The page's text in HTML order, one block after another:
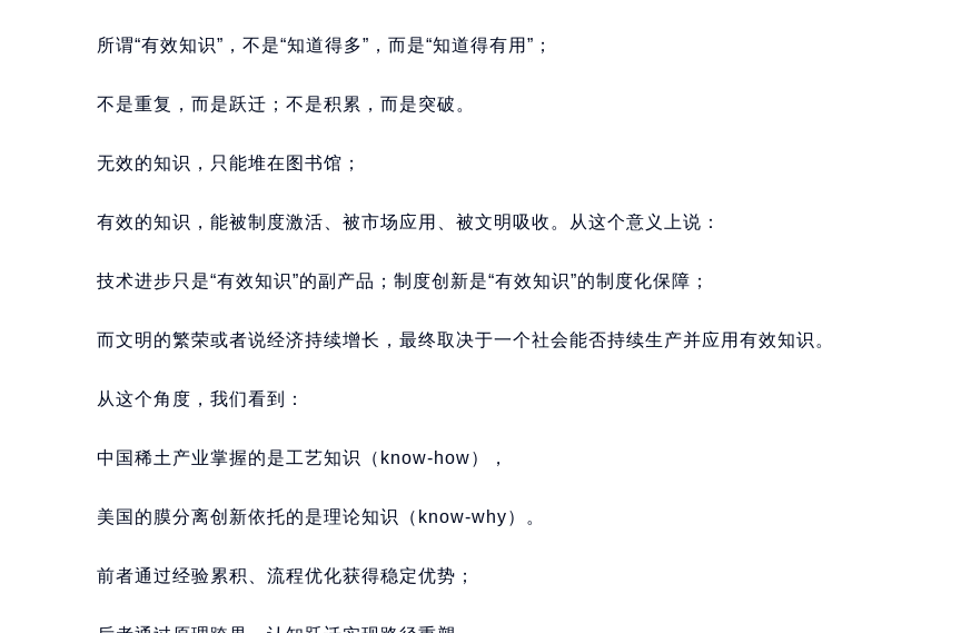
所谓“有效知识”，不是“知道得多”，而是“知道得有用”；
不是重复，而是跃迁；不是积累，而是突破。
无效的知识，只能堆在图书馆；
有效的知识，能被制度激活、被市场应用、被文明吸收。从这个意义上说：
技术进步只是“有效知识”的副产品；制度创新是“有效知识”的制度化保障；
而文明的繁荣或者说经济持续增长，最终取决于一个社会能否持续生产并应用有效知识。
从这个角度，我们看到：
中国稀土产业掌握的是工艺知识（know-how），
美国的膜分离创新依托的是理论知识（know-why）。
前者通过经验累积、流程优化获得稳定优势；